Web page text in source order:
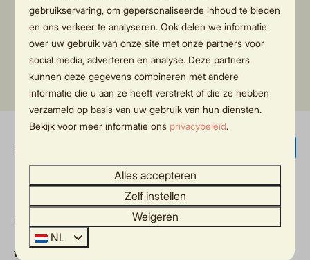
Ontvang toegangslink
Contact
Het Wigbold 2
gebruikservaring, om gepersonaliseerde inhoud te bieden
en ons verkeer te analyseren. Ook delen we informatie
over uw gebruik van onze site met onze partners voor
social media, adverteren en analyse. Deze partners
kunnen deze gegevens combineren met andere
informatie die u aan ze heeft verstrekt of die ze hebben
verzameld op basis van uw gebruik van hun diensten.
Bekijk voor meer informatie ons privacybeleid.
Alles accepteren
Zelf instellen
Weigeren
NL